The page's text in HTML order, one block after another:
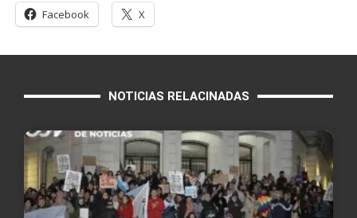
Facebook X
NOTICIAS RELACINADAS